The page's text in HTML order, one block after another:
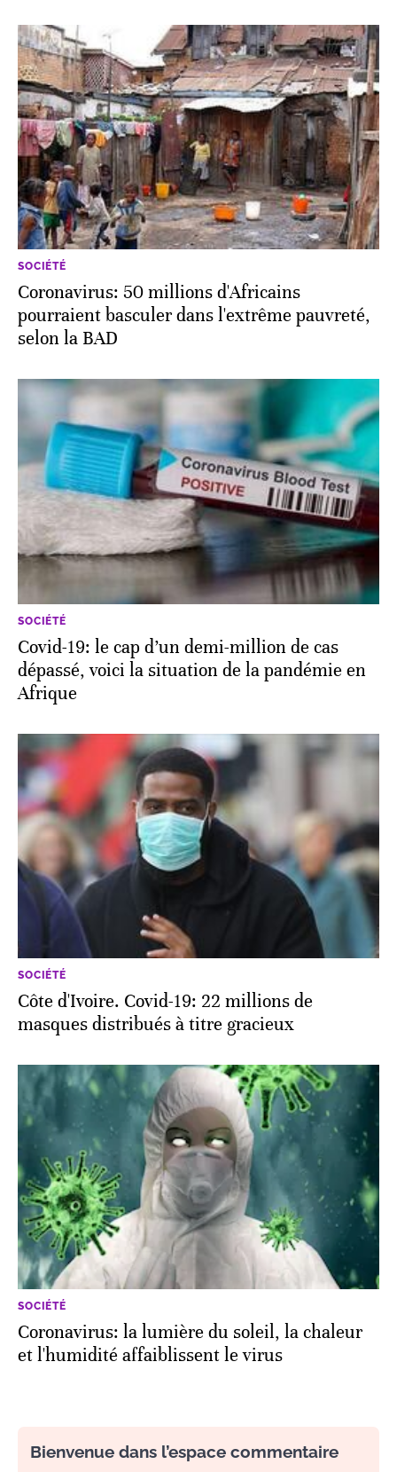
SOCIÉTÉ
Coronavirus: 50 millions d'Africains
pourraient basculer dans l'extrême pauvreté,
selon la BAD
SOCIÉTÉ
Covid-19: le cap d’un demi-million de cas
dépassé, voici la situation de la pandémie en
Afrique
SOCIÉTÉ
Côte d'Ivoire. Covid-19: 22 millions de
masques distribués à titre gracieux
SOCIÉTÉ
Coronavirus: la lumière du soleil, la chaleur
et l'humidité affaiblissent le virus
Bienvenue dans l’espace commentaire